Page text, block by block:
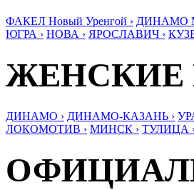
ФАКЕЛ Новый Уренгой › ДИНАМО
ЮГРА › НОВА › ЯРОСЛАВИЧ ›
ЖЕНСКИЕ
ДИНАМО › ДИНАМО-КАЗАНЬ ›
ЛОКОМОТИВ › МИНСК › ТУЛИЦА